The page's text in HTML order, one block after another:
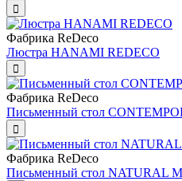
Фабрика ReDeco
Люстра HANAMI REDECO
Фабрика ReDeco
Письменный стол
Фабрика ReDeco
Письменный стол NATURAL